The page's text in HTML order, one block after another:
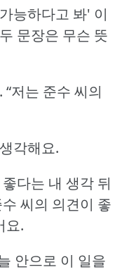
능하다고 봐' 이
문장은 무슨 뜻
“저는 준수 씨의
각해요.
다는 내 생각 뒤
수 씨의 의견이 좋
요.
안으로 이 일을